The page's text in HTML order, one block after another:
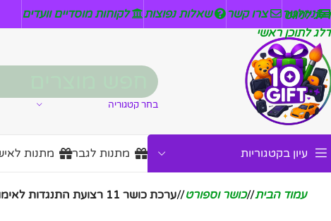
דלג לניווט
דלג לתוכן ראשי
ניזלטר צרו קשר שאלות נפוצות לקוחות מוסדיים וועדים
בחר קטגוריה
עיון בקטגוריות מתנות לגבר מתנות
עמוד הבית/ כושר וספורט/ ערכת כושר 11 רצועת התנגדות לאימון לכל חלקי הגוף מתאים לגבר או לאישה